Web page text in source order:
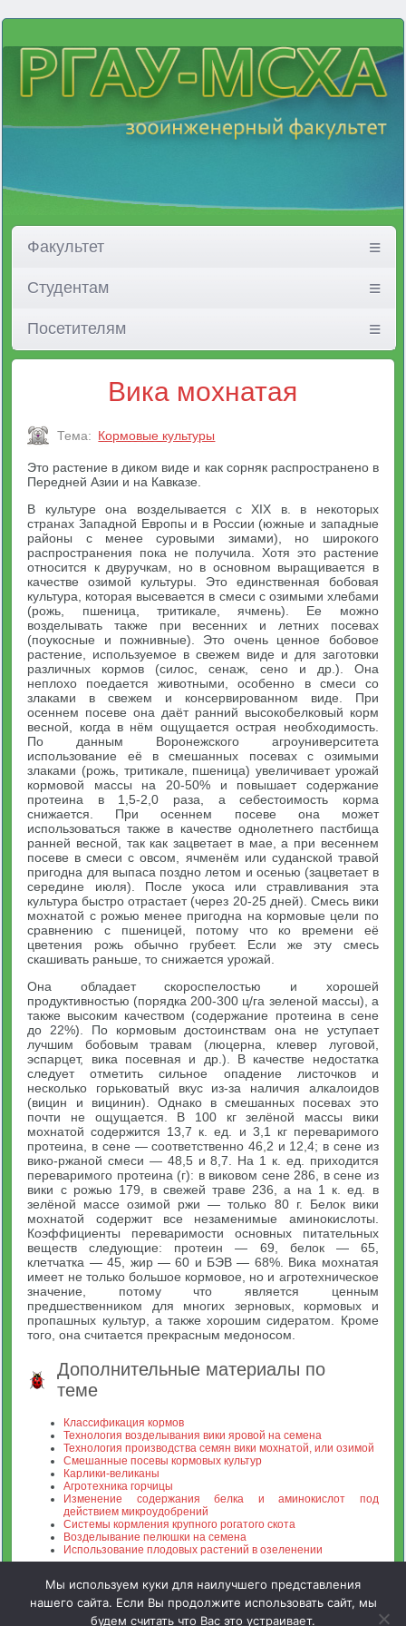
Факультет
Студентам
Посетителям
Вика мохнатая
Тема: Кормовые культуры
Это растение в диком виде и как сорняк распространено в
Передней Азии и на Кавказе.
В культуре она возделывается с XIX в. в некоторых
странах Западной Европы и в России (южные и западные
районы с менее суровыми зимами), но широкого
распространения пока не получила. Хотя это растение
относится к двуручкам, но в основном выращивается в
качестве озимой культуры. Это единственная бобовая
культура, которая высевается в смеси с озимыми хлебами
(рожь, пшеница, тритикале, ячмень). Ее можно
возделывать также при весенних и летних посевах
(поукосные и пожнивные). Это очень ценное бобовое
растение, используемое в свежем виде и для заготовки
различных кормов (силос, сенаж, сено и др.). Она
неплохо поедается животными, особенно в смеси со
злаками в свежем и консервированном виде. При
осеннем посеве она даёт ранний высокобелковый корм
весной, когда в нём ощущается острая необходимость.
По данным Воронежского агроуниверситета
использование её в смешанных посевах с озимыми
злаками (рожь, тритикале, пшеница) увеличивает урожай
кормовой массы на 20-50% и повышает содержание
протеина в 1,5-2,0 раза, а себестоимость корма
снижается. При осеннем посеве она может
использоваться также в качестве однолетнего пастбища
ранней весной, так как зацветает в мае, а при весеннем
посеве в смеси с овсом, ячменём или суданской травой
пригодна для выпаса поздно летом и осенью (зацветает в
середине июля). После укоса или стравливания эта
культура быстро отрастает (через 20-25 дней). Смесь вики
мохнатой с рожью менее пригодна на кормовые цели по
сравнению с пшеницей, потому что ко времени её
цветения рожь обычно грубеет. Если же эту смесь
скашивать раньше, то снижается урожай.
Она обладает скороспелостью и хорошей
продуктивностью (порядка 200-300 ц/га зеленой массы), а
также высоким качеством (содержание протеина в сене
до 22%). По кормовым достоинствам она не уступает
лучшим бобовым травам (люцерна, клевер луговой,
эспарцет, вика посевная и др.). В качестве недостатка
следует отметить сильное опадение листочков и
несколько горьковатый вкус из-за наличия алкалоидов
(вицин и вицинин). Однако в смешанных посевах это
почти не ощущается. В 100 кг зелёной массы вики
мохнатой содержится 13,7 к. ед. и 3,1 кг переваримого
протеина, в сене — соответственно 46,2 и 12,4; в сене из
вико-ржаной смеси — 48,5 и 8,7. На 1 к. ед. приходится
переваримого протеина (г): в виковом сене 286, в сене из
вики с рожью 179, в свежей траве 236, а на 1 к. ед. в
зелёной массе озимой ржи — только 80 г. Белок вики
мохнатой содержит все незаменимые аминокислоты.
Коэффициенты переваримости основных питательных
веществ следующие: протеин — 69, белок — 65,
клетчатка — 45, жир — 60 и БЭВ — 68%. Вика мохнатая
имеет не только большое кормовое, но и агротехническое
значение, потому что является ценным
предшественником для многих зерновых, кормовых и
пропашных культур, а также хорошим сидератом. Кроме
того, она считается прекрасным медоносом.
Дополнительные материалы по
теме
Классификация кормов
Технология возделывания вики яровой на семена
Технология производства семян вики мохнатой, или озимой
Смешанные посевы кормовых культур
Карлики-великаны
Агротехника горчицы
Изменение содержания белка и аминокислот под
действием микроудобрений
Системы кормления крупного рогатого скота
Возделывание пелюшки на семена
Использование плодовых растений в озеленении
Мы используем куки для наилучшего представления
нашего сайта. Если Вы продолжите использовать сайт, мы
будем считать что Вас это устраивает.